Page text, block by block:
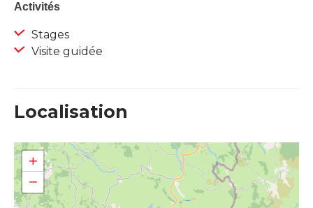
Activités
Stages
Visite guidée
Localisation
+
−